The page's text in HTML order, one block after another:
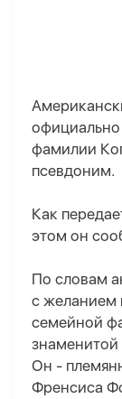
официально
фамилии
псевдоним.
Как
этом он
По словам
с желанием
семейной
знаменитой
Он -
Френсиса